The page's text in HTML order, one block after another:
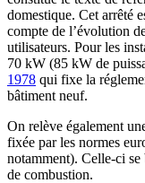
domestique. Cet arrêté
compte de l’évolution
utilisateurs. Pour les
70 kW (85 kW de
1978 qui fixe la
bâtiment neuf.
On relève également
fixée par les normes
notamment). Celle-ci se
de combustion.